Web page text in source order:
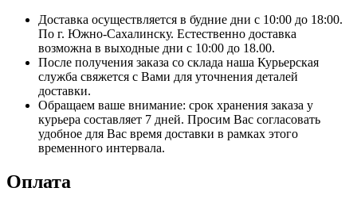
Доставка осуществляется в будние дни с 10:00 до 18:00.
По г. Южно-Сахалинску. Естественно доставка
возможна в выходные дни с 10:00 до 18.00.
После получения заказа со склада наша Курьерская
служба свяжется с Вами для уточнения деталей
доставки.
Обращаем ваше внимание: срок хранения заказа у
курьера составляет 7 дней. Просим Вас согласовать
удобное для Вас время доставки в рамках этого
временного интервала.
Оплата